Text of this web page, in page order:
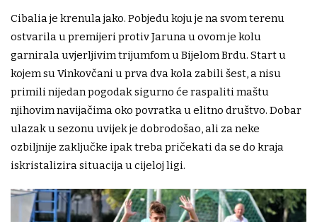
Cibalia je krenula jako. Pobjedu koju je na svom terenu
ostvarila u premijeri protiv Jaruna u ovom je kolu
garnirala uvjerljivim trijumfom u Bijelom Brdu. Start u
kojem su Vinkovčani u prva dva kola zabili šest, a nisu
primili nijedan pogodak sigurno će raspaliti maštu
njihovim navijačima oko povratka u elitno društvo. Dobar
ulazak u sezonu uvijek je dobrodošao, ali za neke
ozbiljnije zaključke ipak treba pričekati da se do kraja
iskristalizira situacija u cijeloj ligi.